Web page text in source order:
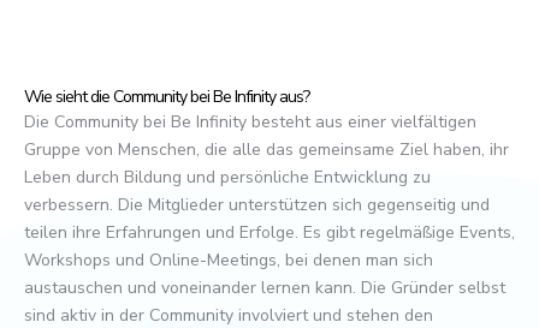
Wie sieht die Community bei Be Infinity aus?
Die Community bei Be Infinity besteht aus einer vielfältigen
Gruppe von Menschen, die alle das gemeinsame Ziel haben, ihr
Leben durch Bildung und persönliche Entwicklung zu
verbessern. Die Mitglieder unterstützen sich gegenseitig und
teilen ihre Erfahrungen und Erfolge. Es gibt regelmäßige Events,
Workshops und Online-Meetings, bei denen man sich
austauschen und voneinander lernen kann. Die Gründer selbst
sind aktiv in der Community involviert und stehen den